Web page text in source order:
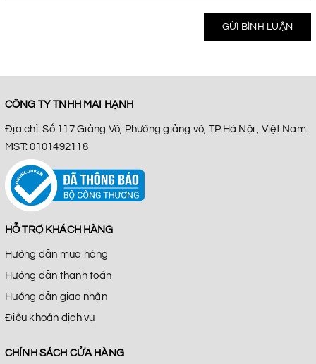
GỬI BÌNH LUẬN
CÔNG TY TNHH MAI HẠNH
Địa chỉ: Số 117 Giảng Võ, Phường giảng võ, TP.Hà Nội , Việt Nam.
MST: 0101492118
HỖ TRỢ KHÁCH HÀNG
Hướng dẫn mua hàng
Hướng dẫn thanh toán
Hướng dẫn giao nhận
Điều khoản dịch vụ
CHÍNH SÁCH CỬA HÀNG